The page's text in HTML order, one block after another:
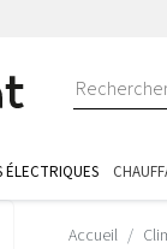
ÉLECTRIQUES
Accueil